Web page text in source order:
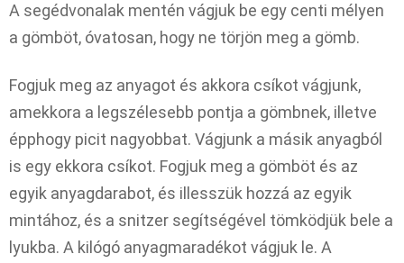
A segédvonalak mentén vágjuk be egy centi mélyen
a gömböt, óvatosan, hogy ne törjön meg a gömb.
Fogjuk meg az anyagot és akkora csíkot vágjunk,
amekkora a legszélesebb pontja a gömbnek, illetve
épphogy picit nagyobbat. Vágjunk a másik anyagból
is egy ekkora csíkot. Fogjuk meg a gömböt és az
egyik anyagdarabot, és illesszük hozzá az egyik
mintához, és a snitzer segítségével tömködjük bele a
lyukba. A kilógó anyagmaradékot vágjuk le. A